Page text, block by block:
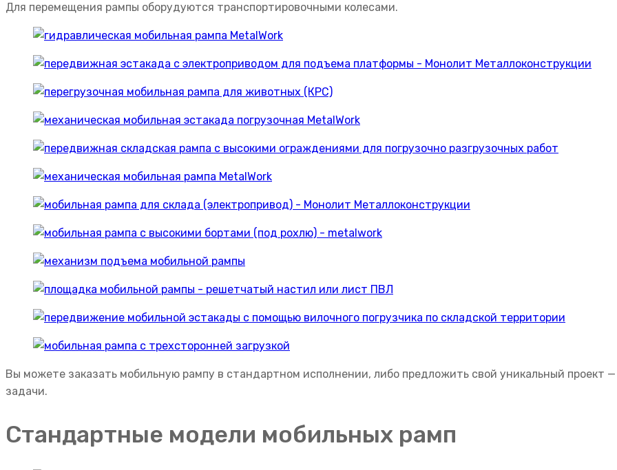
Для перемещения рампы оборудуются транспортировочными колесами.
Вы можете заказать мобильную рампу в стандартном исполнении, либо предложить свой уникальный проект
задачи.
Стандартные модели мобильных рамп